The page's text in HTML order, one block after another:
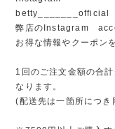
betty_______official
弊店のInstagram
お得な情報やクーポン
1回のご注文金額の合
なります。
(配送先は一箇所につ